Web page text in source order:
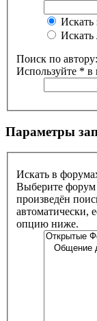
Искать
Искать
Поиск по автору:
Используйте * в
Параметры
Искать в
Выберите
произведён
автоматически,
опцию ниже.